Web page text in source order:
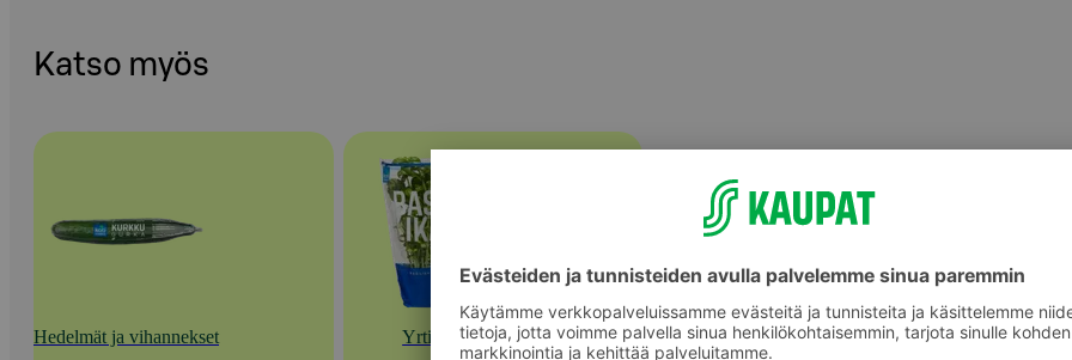
Katso myös
Hedelmät ja vihannekset Yrtit